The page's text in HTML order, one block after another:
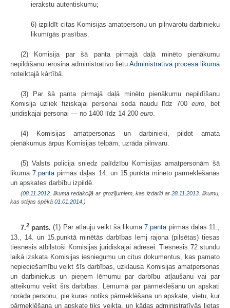
ierakstu autentiskumu;
6) izpildīt citas Komisijas amatpersonu un pilnvarotu darbinieku
likumīgās prasības.
(2) Komisija par šā panta pirmajā daļā minēto pienākumu
nepildīšanu ierosina administratīvo lietu Administratīvā procesa likumā
noteiktajā kārtībā.
(3) Par šā panta pirmajā daļā minēto pienākumu nepildīšanu
Komisija uzliek fiziskajai personai soda naudu līdz 700 euro, bet
juridiskajai personai — no 1400 līdz 14 200 euro.
(4) Komisijas amatpersonas un darbinieki, pildot amata
pienākumus ārpus Komisijas telpām, uzrāda pilnvaru.
(5) Valsts policija sniedz palīdzību Komisijas amatpersonām šā
likuma7.pantapirmās daļas 14. un 15.punktā minēto pārmeklēšanas
un apskates darbību izpildē.
(08.11.2012. likuma redakcijā ar grozījumiem, kas izdarīti ar28.11.2013. likumu,
kas stājas spēkā 01.01.2014.)
7.2 pants. (1) Par atļauju veikt šā likuma 7.pantapirmās daļas 11.,
13., 14. un 15.punktā minētās darbības lemj rajona (pilsētas) tiesas
tiesnesis atbilstoši Komisijas juridiskajai adresei. Tiesnesis 72 stundu
laikā izskata Komisijas iesniegumu un citus dokumentus, kas pamato
nepieciešamību veikt šīs darbības, uzklausa Komisijas amatpersonas
un darbiniekus un pieņem lēmumu par darbību atļaušanu vai par
atteikumu veikt šīs darbības. Lēmumā par pārmeklēšanu un apskati
norāda personu, pie kuras notiks pārmeklēšana un apskate, vietu, kur
pārmeklēšana un apskate tiks veikta, un kādas administratīvās lietas